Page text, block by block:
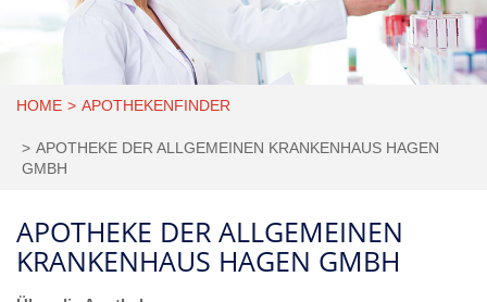
HOME APOTHEKENFINDER
APOTHEKE DER ALLGEMEINEN KRANKENHAUS HAGEN
GMBH
APOTHEKE DER ALLGEMEINEN
KRANKENHAUS HAGEN GMBH